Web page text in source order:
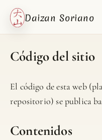
Daizan Soriano
Código del sitio
El código de esta web
repositorio) se publica
Contenidos